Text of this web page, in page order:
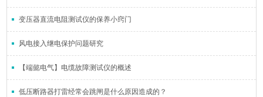
变压器直流电阻测试仪的保养小窍门
风电接入继电保护问题研究
【端懿电气】电缆故障测试仪的概述
低压断路器打雷经常会跳闸是什么原因造成的？